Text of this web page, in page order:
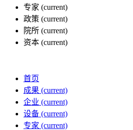
专家 (current)
政策 (current)
院所 (current)
资本 (current)
首页
成果 (current)
企业 (current)
设备 (current)
专家 (current)